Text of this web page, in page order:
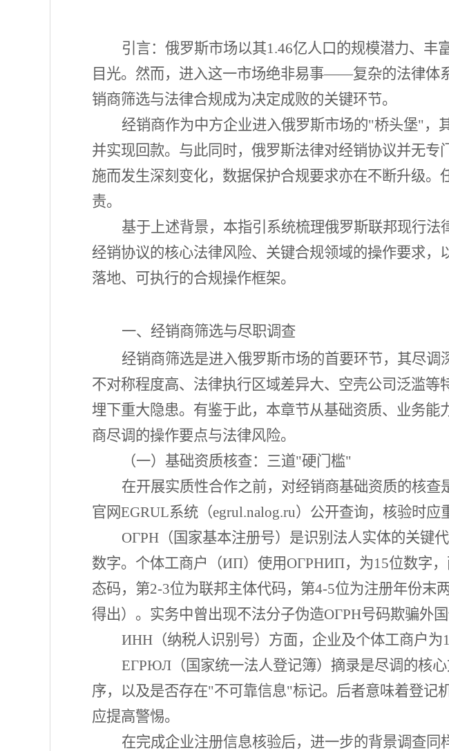
引言：俄罗斯市场以其1.46亿人口的规模潜力、丰
目光。然而，进入这一市场绝非易事——复杂的法律体
销商筛选与法律合规成为决定成败的关键环节。
经销商作为中方企业进入俄罗斯市场的"桥头堡"，
并实现回款。与此同时，俄罗斯法律对经销协议并无
施而发生深刻变化，数据保护合规要求亦在不断升级
责。
基于上述背景，本指引系统梳理俄罗斯联邦现行法
经销协议的核心法律风险、关键合规领域的操作要求
落地、可执行的合规操作框架。
一、经销商筛选与尽职调查
经销商筛选是进入俄罗斯市场的首要环节，其尽
不对称程度高、法律执行区域差异大、空壳公司泛滥等
埋下重大隐患。有鉴于此，本章节从基础资质、业务
商尽调的操作要点与法律风险。
（一）基础资质核查：三道"硬门槛"
在开展实质性合作之前，对经销商基础资质的核
官网EGRUL系统（egrul.nalog.ru）公开查询，核验时应
ОГРН（国家基本注册号）是识别法人实体的关键
数字。个体工商户（ИП）使用ОГРНИП，为15位数字
态码，第2-3位为联邦主体代码，第4-5位为注册年份末
得出）。实务中曾出现不法分子伪造ОГРН号码欺骗外
ИНН（纳税人识别号）方面，企业及个体工商户为
ЕГРЮЛ（国家统一法人登记簿）摘录是尽调的核
序，以及是否存在"不可靠信息"标记。后者意味着登记
应提高警惕。
在完成企业注册信息核验后，进一步的背景调查